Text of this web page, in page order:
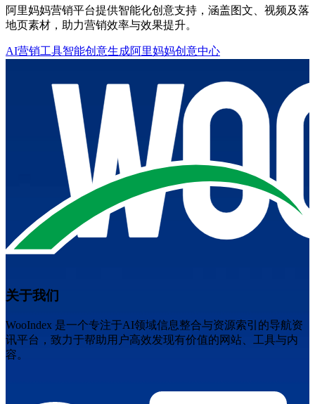
阿里妈妈营销平台提供智能化创意支持，涵盖图文、视频及落
地页素材，助力营销效率与效果提升。
AI营销工具智能创意生成阿里妈妈创意中心
关于我们
WooIndex 是一个专注于AI领域信息整合与资源索引的导航资
讯平台，致力于帮助用户高效发现有价值的网站、工具与内
容。